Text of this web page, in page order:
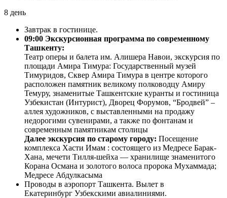
8 день
Завтрак в гостинице.
09:00 Экскурсионная программа по современному
Ташкенту:
Театр оперы и балета им. Алишера Навои, экскурсия по
площади Амира Тимура: Государственный музей
Тимуридов, Сквер Амира Тимура в центре которого
расположен памятник великому полководцу Амиру
Темуру, знаменитые Ташкентские куранты и гостиница
Узбекистан (Интурист), Дворец Форумов, “Бродвей” –
аллея художников, с выставленными на продажу
недорогими сувенирами, а также по фонтанам и
современным памятникам столицы
Далее экскурсия по старому городу: Посещение
комплекса Хасти Имам : состоящего из Медресе Барак-
Хана, мечети Тилля-шейха — хранилище знаменитого
Корана Османа и золотого волоса пророка Мухаммада;
Медресе Абдулкасыма
Проводы в аэропорт Ташкента. Вылет в
Екатеринбург Узбекскими авиалиниями.